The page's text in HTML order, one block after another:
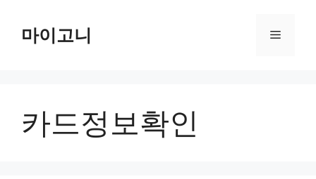
마이고니 메
카드정보확인